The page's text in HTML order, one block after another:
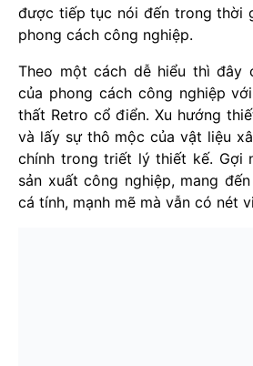
được tiếp tục nói đến trong thời
phong cách công nghiệp.
Theo một cách dễ hiểu thì đây
của phong cách công nghiệp
thất Retro cổ điển. Xu hướng
và lấy sự thô mộc của vật liệu
chính trong triết lý thiết kế. Gợi
sản xuất công nghiệp, mang
cá tính, mạnh mẽ mà vẫn có nét